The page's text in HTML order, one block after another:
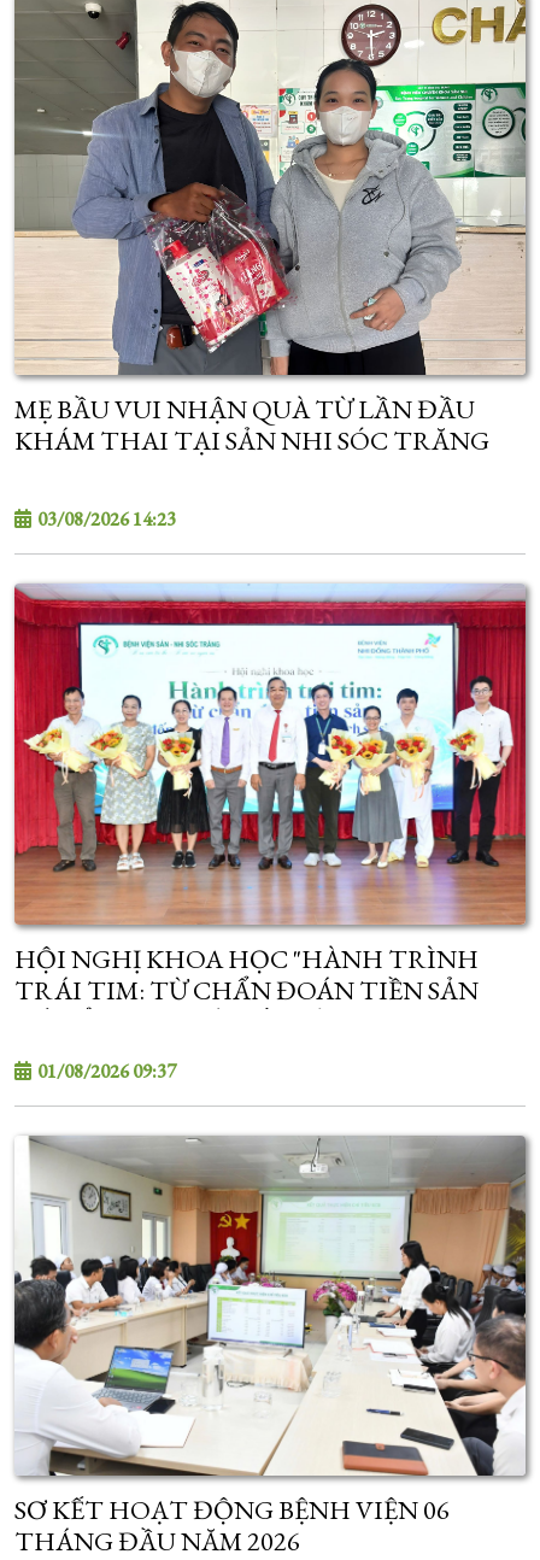
MẸ BẦU VUI NHẬN QUÀ TỪ LẦN ĐẦU
KHÁM THAI TẠI SẢN NHI SÓC TRĂNG
03/08/2026 14:23
HỘI NGHỊ KHOA HỌC "HÀNH TRÌNH
TRÁI TIM: TỪ CHẨN ĐOÁN TIỀN SẢN
ĐẾN ỔN ĐỊNH VÀ CẤP CỨU TIM MẠCH SƠ
SINH"
01/08/2026 09:37
SƠ KẾT HOẠT ĐỘNG BỆNH VIỆN 06
THÁNG ĐẦU NĂM 2026